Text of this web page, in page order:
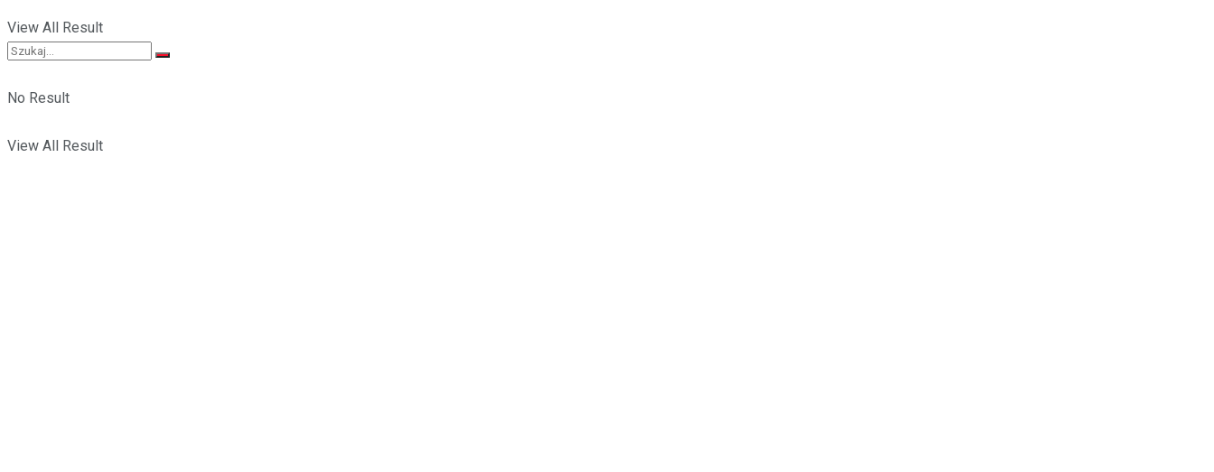
View All Result
No Result
View All Result